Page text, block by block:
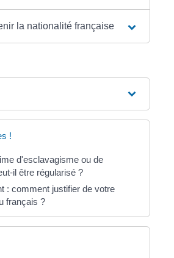
la nationalité française
!
d'esclavagisme ou de
il être régularisé ?
: comment justifier de votre
français ?